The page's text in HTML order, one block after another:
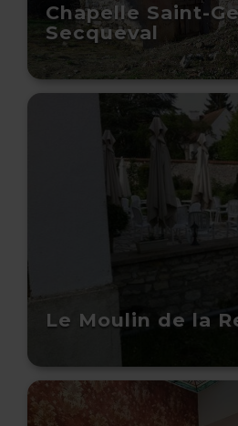
Chapelle Saint-
Secqueval
Le Moulin de la